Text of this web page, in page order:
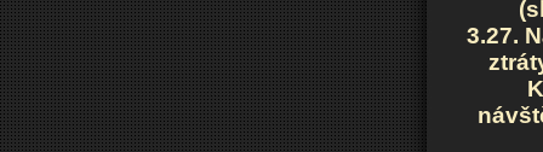
3.27.